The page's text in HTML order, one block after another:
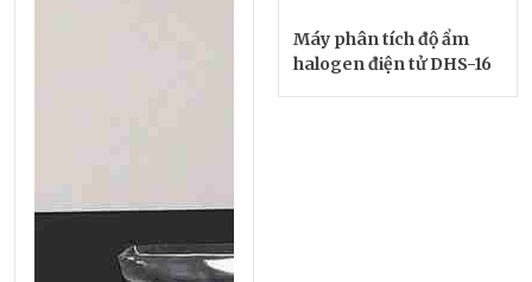
Máy phân tích độ ẩm
halogen điện tử DHS-16